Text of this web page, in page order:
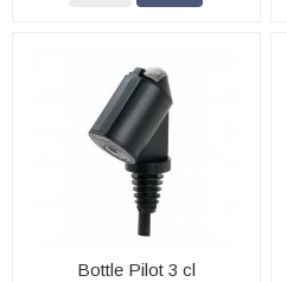
Bottle Pilot 3 cl